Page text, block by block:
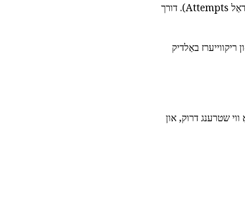
(דיססאָסיאַטיווע). עס אָנפאַל דירעקטעד ביידע אין אַמביאַנט און ביי זיך (סואַסיידאַל Attempts). דורך
באַלדיק
שטרענג דרוק, און